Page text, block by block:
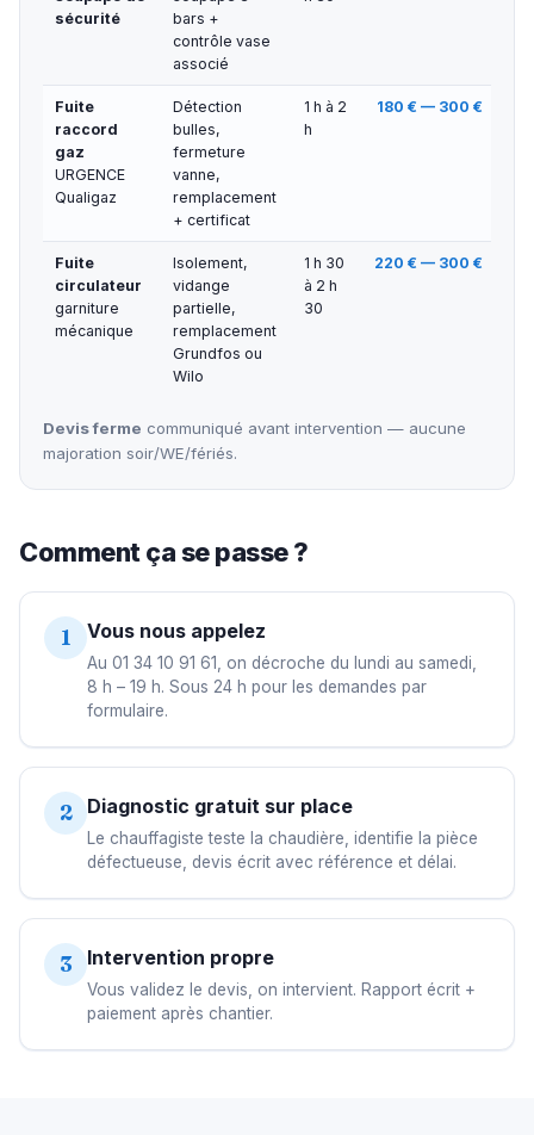
sécurité
bars +
contrôle vase
associé
Fuite
raccord
gaz
URGENCE
Qualigaz
Détection
bulles,
fermeture
vanne,
remplacement
+ certificat
1 h à 2
h
180 € — 300 €
Fuite
circulateur
garniture
mécanique
Isolement,
vidange
partielle,
remplacement
Grundfos ou
Wilo
1 h 30
à 2 h
30
220 € — 300 €
Devis ferme communiqué avant intervention — aucune
majoration soir/WE/fériés.
Comment ça se passe ?
1 Vous nous appelez
Au 01 34 10 91 61, on décroche du lundi au samedi,
8 h – 19 h. Sous 24 h pour les demandes par
formulaire.
2 Diagnostic gratuit sur place
Le chauffagiste teste la chaudière, identifie la pièce
défectueuse, devis écrit avec référence et délai.
3 Intervention propre
Vous validez le devis, on intervient. Rapport écrit +
paiement après chantier.